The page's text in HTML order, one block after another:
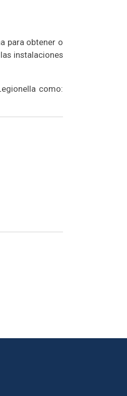
para obtener o
instalaciones
como: